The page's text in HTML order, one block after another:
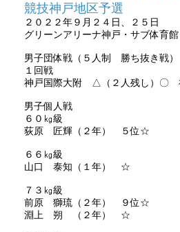
競技神戸地区予選
２０２２年９月２４日、２５日
グリーンアリーナ神戸・サブ体育館
男子団体戦（５人制 勝ち抜き戦）
１回戦
神戸国際大附 △（２人残し）〇
男子個人戦
６０㎏級
荻原 匠輝（２年） ５位☆
６６㎏級
山口 泰知（１年） ☆
７３㎏級
前原 獅琉（２年） ９位☆
淵上 朔 （２年） ☆